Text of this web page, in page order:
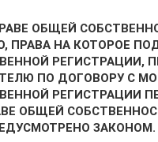
ОБЩЕЙ
ПРАВА НА КОТОРОЕ
РЕГИСТРАЦИИ,
ПО ДОГОВОРУ С
РЕГИСТРАЦИИ
ОБЩЕЙ
ЗАКОНОМ.